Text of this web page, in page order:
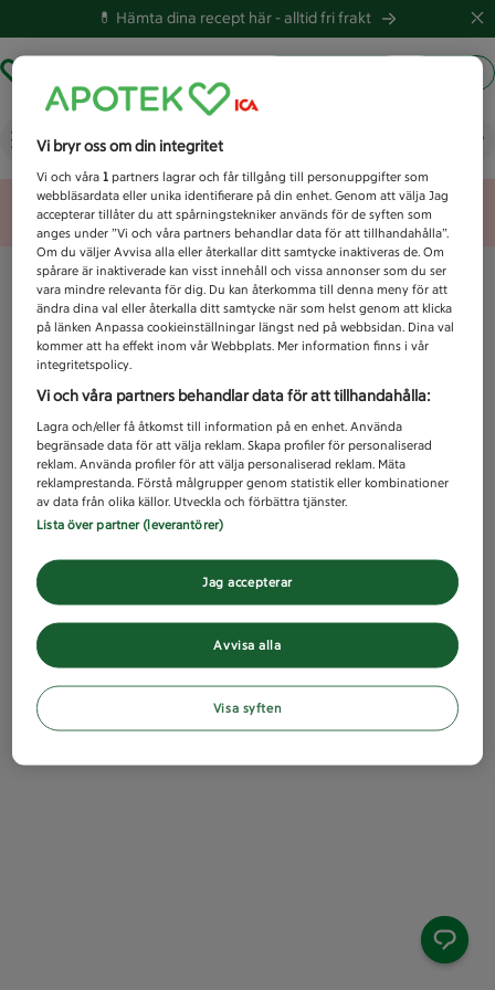
💊 Hämta dina recept här -alltid fri frakt
Vad letar du efter idag?
Unknown error
Vi bryr oss om din integritet
Vi och våra1 partners lagrar och får tillgång till personuppgifter som
webbläsardata eller unika identifierare på din enhet. Genom att välja Jag
accepterar tillåter du att spårningstekniker används för de syften som
anges under ”Vi och våra partners behandlar data för att tillhandahålla”.
Om du väljer Avvisa alla eller återkallar ditt samtycke inaktiveras de. Om
spårare är inaktiverade kan visst innehåll och vissa annonser som du ser
vara mindre relevanta för dig. Du kan återkomma till denna meny för att
ändra dina val eller återkalla ditt samtycke när som helst genom att klicka
på länken Anpassa cookieinställningar längst ned på webbsidan. Dina val
kommer att ha effekt inom vår Webbplats. Mer information finns i vår
integritetspolicy.
Vi och våra partners behandlar data för att tillhandahålla:
Lagra och/eller få åtkomst till information på en enhet. Använda
begränsade data för att välja reklam. Skapa profiler för personaliserad
reklam. Använda profiler för att välja personaliserad reklam. Mäta
reklamprestanda. Förstå målgrupper genom statistik eller kombinationer
av data från olika källor. Utveckla och förbättra tjänster.
Lista över partner (leverantörer)
Avvisa alla
Jag accepterar
Visa syften